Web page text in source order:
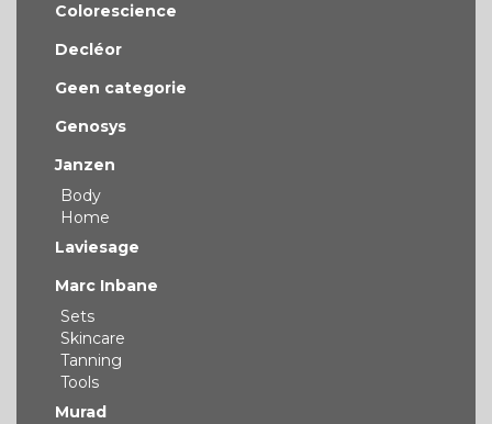
Colorescience
Decléor
Geen categorie
Genosys
Janzen
Body
Home
Laviesage
Marc Inbane
Sets
Skincare
Tanning
Tools
Murad